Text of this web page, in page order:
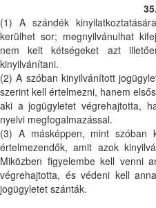
(1) A szándék
kerülhet sor; megnyilvánulhat
nem kelt kétségeket azt
kinyilvánítani.
(2) A szóban kinyilvánított
szerint kell értelmezni, hanem
aki a jogügyletet végrehajtotta,
nyelvi megfogalmazással.
(3) A másképpen, mint szóban
értelmezendők, amit azok
Miközben figyelembe kell venni
végrehajtotta, és védeni kell
jogügyletet szánták.